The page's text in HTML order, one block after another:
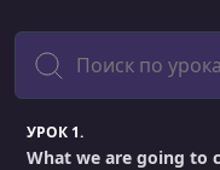
Поиск
УРОК 1.
What we are going to